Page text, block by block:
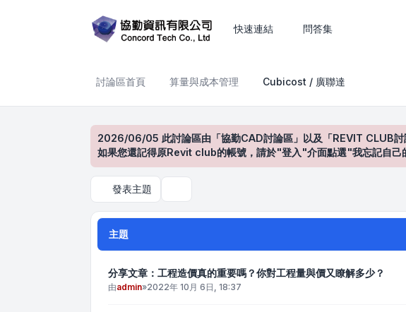
快速連結 問答集
討論區首頁 算量與成本管理 Cubicost / 廣聯達
2026/06/05 此討論區由「協勤CAD討論區」以及「REVIT CLUB討
如果您還記得原Revit club的帳號，請於"登入"介面點選"我忘記自己
發表主題
主題
分享文章：工程造價真的重要嗎？你對工程量與價又瞭解多少？
由admin»2022年 10月 6日, 18:37